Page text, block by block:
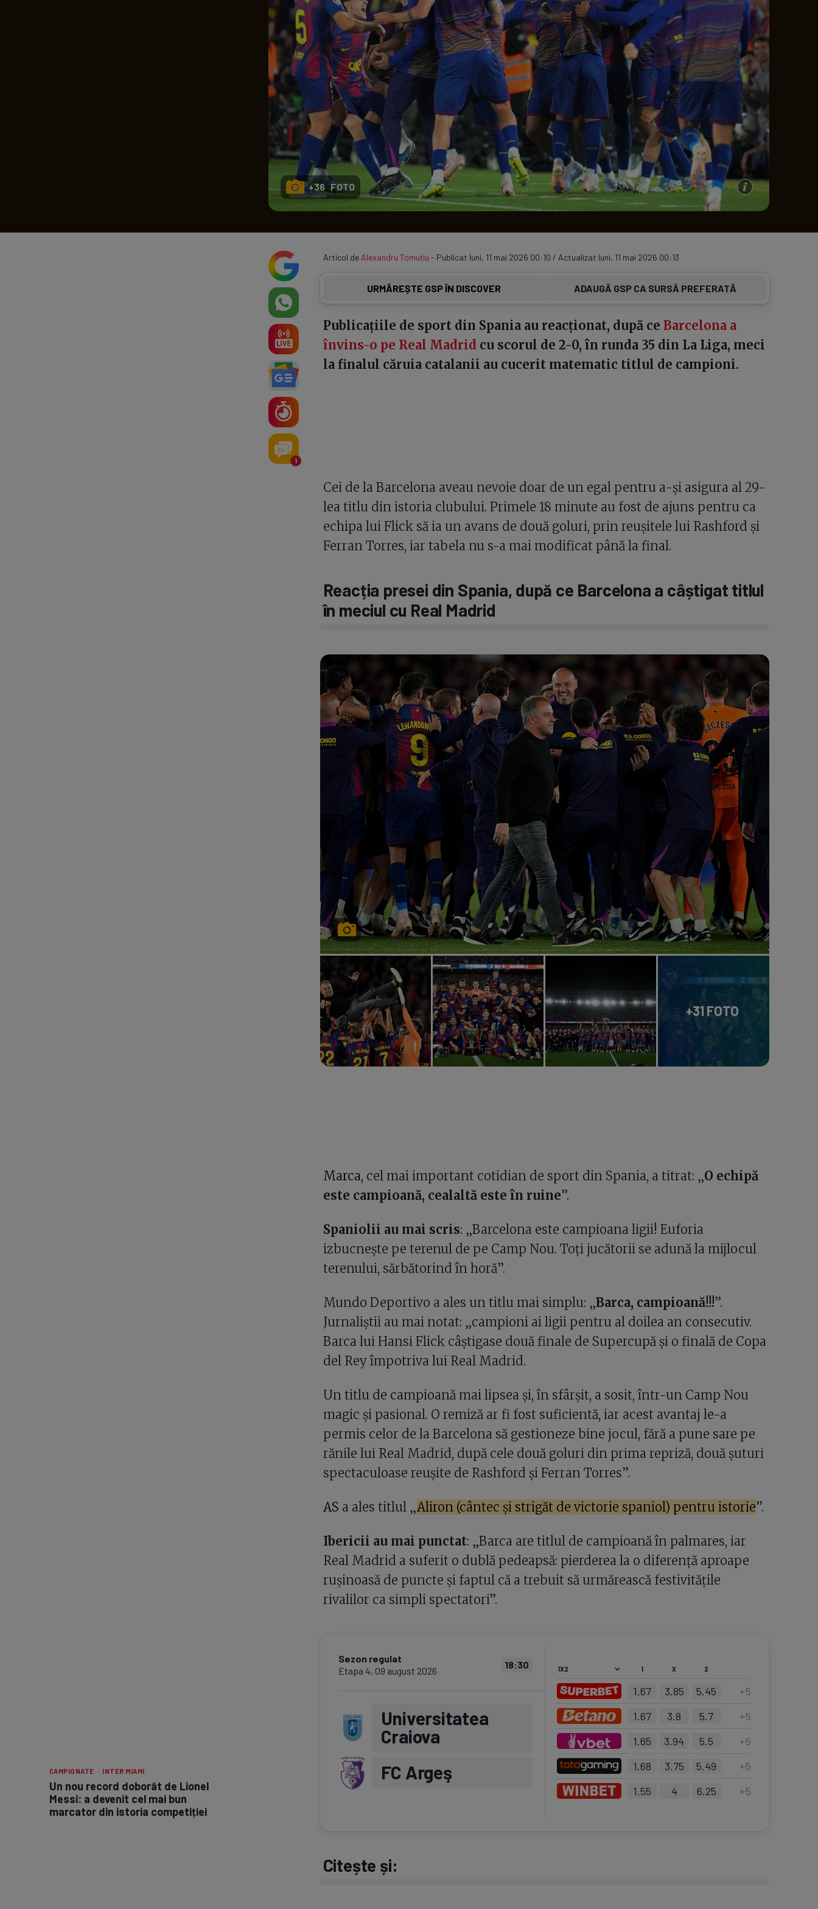
Serie A
Echipe Meciuri Clasament
Program TV
+36 FOTO
CAMPIONATE · INTER MIAMI
Un nou record doborât de Lionel
Messi: a devenit cel mai bun
marcator din istoria competiției
1
Articol de Alexandru Tomuțiu - Publicat luni, 11 mai 2026 00:10 / Actualizat luni, 11 mai 2026 00:13
URMĂREȘTE GSP ÎN DISCOVER ADAUGĂ GSP CA SURSĂ PREFERATĂ
Publicațiile de sport din Spania au reacționat, după ce Barcelona a
învins-o pe Real Madrid cu scorul de 2-0, în runda 35 din La Liga, meci
la finalul căruia catalanii au cucerit matematic titlul de campioni.
Cei de la Barcelona aveau nevoie doar de un egal pentru a-și asigura al 29-
lea titlu din istoria clubului. Primele 18 minute au fost de ajuns pentru ca
echipa lui Flick să ia un avans de două goluri, prin reușitele lui Rashford și
Ferran Torres, iar tabela nu s-a mai modificat până la final.
Reacția presei din Spania, după ce Barcelona a câștigat titlul
în meciul cu Real Madrid
+31 FOTO
Marca, cel mai important cotidian de sport din Spania, a titrat: „O echipă
este campioană, cealaltă este în ruine”.
Spaniolii au mai scris: „Barcelona este campioana ligii! Euforia
izbucnește pe terenul de pe Camp Nou. Toți jucătorii se adună la mijlocul
terenului, sărbătorind în horă”.
Mundo Deportivo a ales un titlu mai simplu: „Barca, campioană!!!”.
Jurnaliștii au mai notat: „campioni ai ligii pentru al doilea an consecutiv.
Barca lui Hansi Flick câștigase două finale de Supercupă și o finală de Copa
del Rey împotriva lui Real Madrid.
Un titlu de campioană mai lipsea și, în sfârșit, a sosit, într-un Camp Nou
magic și pasional. O remiză ar fi fost suficientă, iar acest avantaj le-a
permis celor de la Barcelona să gestioneze bine jocul, fără a pune sare pe
rănile lui Real Madrid, după cele două goluri din prima repriză, două șuturi
spectaculoase reușite de Rashford și Ferran Torres”.
AS a ales titlul „Aliron (cântec și strigăt de victorie spaniol) pentru istorie”.
Ibericii au mai punctat: „Barca are titlul de campioană în palmares, iar
Real Madrid a suferit o dublă pedeapsă: pierderea la o diferență aproape
rușinoasă de puncte și faptul că a trebuit să urmărească festivitățile
rivalilor ca simpli spectatori”.
Sezon regulat
Etapa 4, 09 august 2026
18:30
Universitatea
Craiova
FC Argeş
1 X 2
1.67 3.85 5.45 +5
1.67
3.8 5.7 +5
1.65
3.94 5.5 +5
1.68
3.75 5.49 +5
1.55
4 6.25 +5
Citește și: